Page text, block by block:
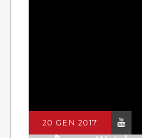
20 GEN 2017